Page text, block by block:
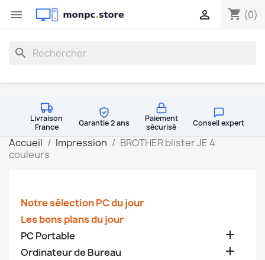
 shopping_cart (0)

search
Livraison
France
Garantie 2 ans
Paiement
sécurisé
Conseil expert
Accueil Impression
BROTHER blister JE 4
couleurs
Notre sélection PC du jour
Les bons plans du jour
PC Portable

Ordinateur de Bureau 